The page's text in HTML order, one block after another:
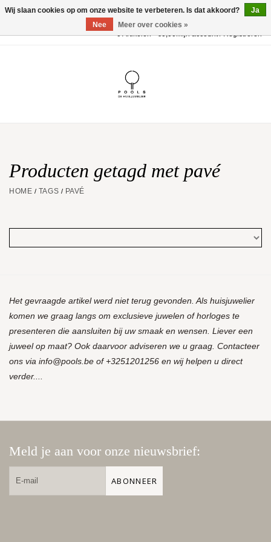
0 Artikelen - €0,00Mijn account / Registreren
Huwelijk
Aanbiedingen
Producten getagd met pavé
HOME / TAGS / PAVÉ
Het gevraagde artikel werd niet terug gevonden. Als huisjuwelier
komen we graag langs om exclusieve juwelen of horloges te
presenteren die aansluiten bij uw smaak en wensen. Liever een
juweel op maat? Ook daarvoor adviseren we u graag. Contacteer
ons via info@pools.be of +3251201256 en wij helpen u direct
verder....
Meld je aan voor onze nieuwsbrief:
ABONNEER
Wij slaan cookies op om onze website te verbeteren. Is dat akkoord?
Ja
Nee
Meer over cookies »